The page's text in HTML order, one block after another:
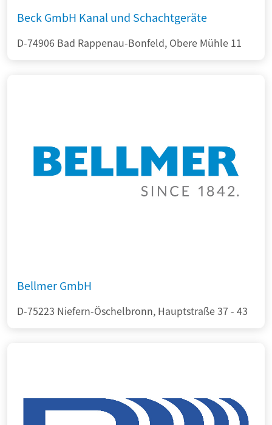
Beck GmbH Kanal und Schachtgeräte
D-74906 Bad Rappenau-Bonfeld, Obere Mühle 11
Bellmer GmbH
D-75223 Niefern-Öschelbronn, Hauptstraße 37 - 43